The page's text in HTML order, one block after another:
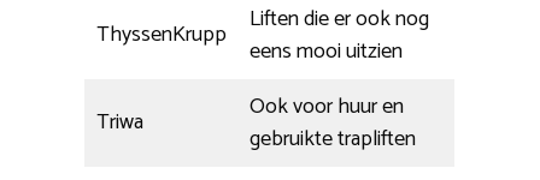
ThyssenKrupp
Liften die er ook nog
eens mooi uitzien
Triwa
Ook voor huur en
gebruikte trapliften